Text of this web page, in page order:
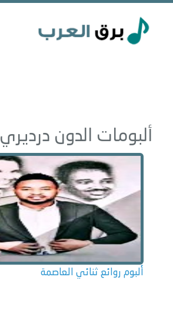
ألبومات الدون درديري
ألبوم روائع ثنائي العاصمة